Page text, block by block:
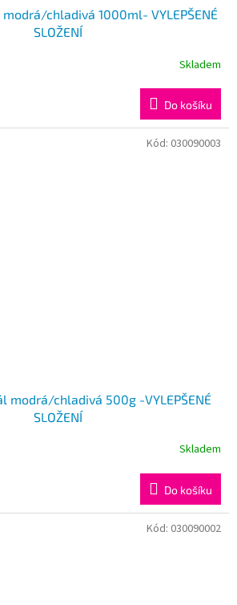
chladivá 1000ml- VYLEPŠENÉ
SLOŽENÍ
Skladem
Do košíku
modrá/chladivá 500g -VYLEPŠENÉ
SLOŽENÍ
Skladem
Do košíku
Kód: 030090003
Kód: 030090002